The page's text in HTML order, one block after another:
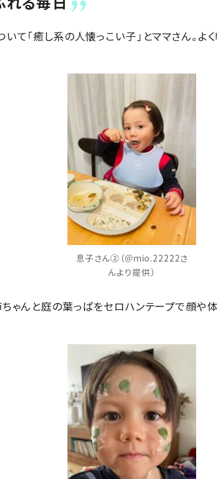
て「癒し系の人懐っこい子」とママさん。よ
息子さん②（＠mio.22222さ
んより提供）
ゃんと庭の葉っぱをセロハンテープで顔や